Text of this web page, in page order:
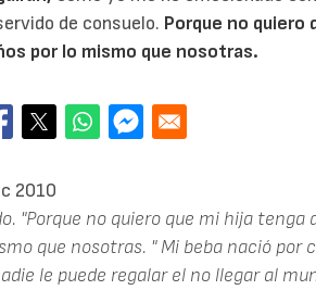
de consuelo. Porque no quiero
por lo mismo que nosotras.
2010
"Porque no quiero que mi hija tenga
que nosotras. " Mi beba nació por
le puede regalar el no llegar al